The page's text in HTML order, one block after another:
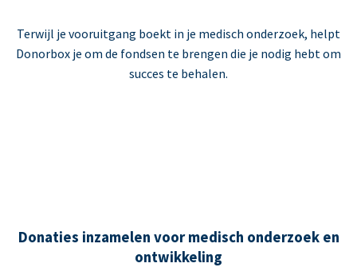
Terwijl je vooruitgang boekt in je medisch onderzoek, helpt
Donorbox je om de fondsen te brengen die je nodig hebt om
succes te behalen.
Donaties inzamelen voor medisch onderzoek en
ontwikkeling